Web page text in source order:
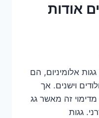
אודות
אלומיניום, הם
וישנים. אך
זה מאשר גג
גגות